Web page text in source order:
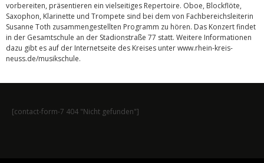
vorbereiten, präsentieren ein vielseitiges Repertoire. Oboe, Blockflöte,
Saxophon, Klarinette und Trompete sind bei dem von Fachbereichsleiterin
Susanne Toth zusammengestellten Programm zu hören. Das Konzert findet
in der Gesamtschule an der Stadionstraße 77 statt. Weitere Informationen
dazu gibt es auf der Internetseite des Kreises unter www.rhein-kreis-
neuss.de/musikschule.
[contact-form-7 404 "Nicht gefunden"]